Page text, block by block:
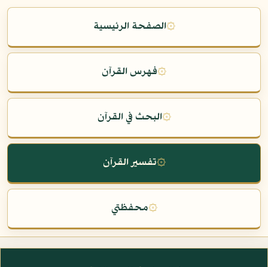
۞الصفحة الرئيسية
۞فهرس القرآن
۞البحث في القرآن
۞تفسير القرآن
۞محفظتي